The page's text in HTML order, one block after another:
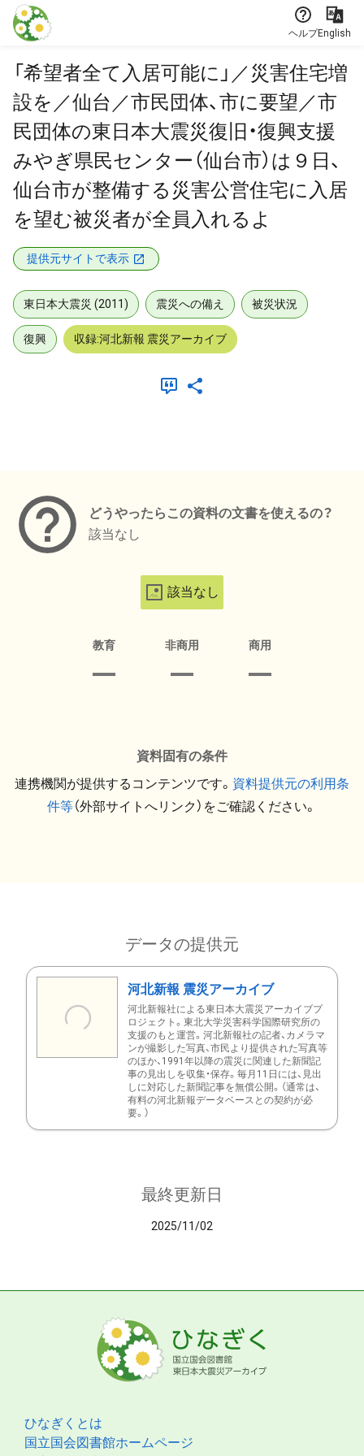
本文に飛ぶ
ヘルプEnglish
「希望者全て入居可能に」／災害住宅増
設を／仙台／市民団体、市に要望／市
民団体の東日本大震災復旧・復興支援
みやぎ県民センター（仙台市）は９日、
仙台市が整備する災害公営住宅に入居
を望む被災者が全員入れるよ
提供元サイトで表示
東日本大震災 (2011) 震災への備え 被災状況
復興 収録:河北新報 震災アーカイブ
どうやったらこの資料の文書を使えるの？
該当なし
該当なし
教育 非商用 商用
資料固有の条件
連携機関が提供するコンテンツです。 資料提供元の利用条
件等（外部サイトへリンク）をご確認ください。
データの提供元
河北新報 震災アーカイブ
河北新報社による東日本大震災アーカイブプ
ロジェクト。東北大学災害科学国際研究所の
支援のもと運営。河北新報社の記者、カメラマ
ンが撮影した写真、市民より提供された写真等
のほか、1991年以降の震災に関連した新聞記
事の見出しを収集・保存。毎月11日には、見出
しに対応した新聞記事を無償公開。（通常は、
有料の河北新報データベースとの契約が必
要。）
最終更新日
2025/11/02
ひなぎくとは
国立国会図書館ホームページ